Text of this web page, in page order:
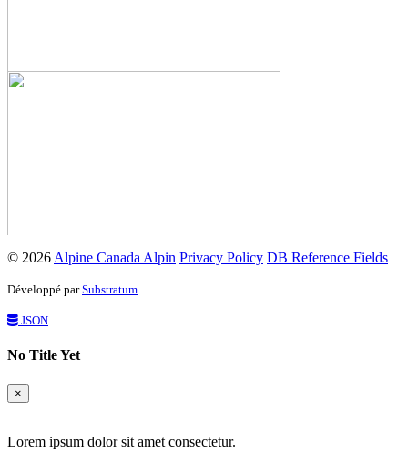
© 2026 Alpine Canada Alpin Privacy Policy DB Reference Fields
Développé parSubstratum
JSON
No Title Yet
×
Lorem ipsum dolor sit amet consectetur.